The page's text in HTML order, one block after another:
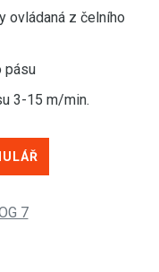
ovládaná z čelního
pásu
3-15 m/min.
7